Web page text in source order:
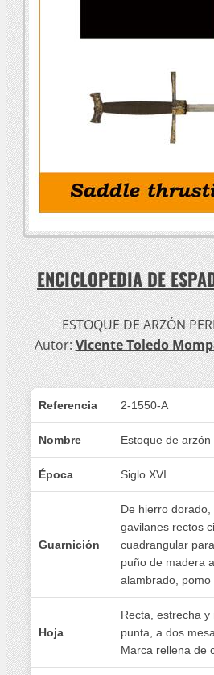
ENCICLOPEDIA DE
ESTOQUE DE ARZÓN
Autor:Vicente Toledo
Referencia 2-1550-A
Nombre Estoque de
Época Siglo XVI
Guarnición
De hierro
gavilanes rectos
cuadrangular
puño de madera
alambrado, pomo
Hoja
Recta, estrecha y
punta, a dos
Marca rellena de